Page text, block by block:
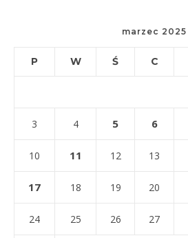
marzec 2025
P W Ś C
3 4 5 6
10 11 12 13
17 18 19 20
24 25 26 27